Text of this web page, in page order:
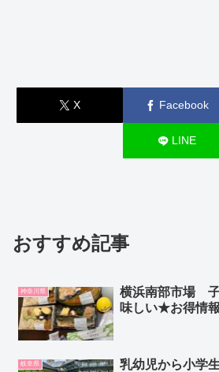
X Facebook
LINE
おすすめ記事
神奈川県
横浜南部市場
味しい★お得情
岐阜県
乳幼児から小学